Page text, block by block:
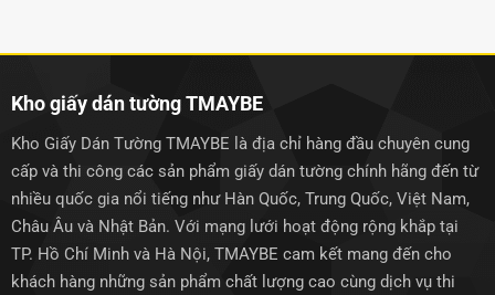
Kho giấy dán tường TMAYBE
Kho Giấy Dán Tường TMAYBE là địa chỉ hàng đầu chuyên cung
cấp và thi công các sản phẩm giấy dán tường chính hãng đến từ
nhiều quốc gia nổi tiếng như Hàn Quốc, Trung Quốc, Việt Nam,
Châu Âu và Nhật Bản. Với mạng lưới hoạt động rộng khắp tại
TP. Hồ Chí Minh và Hà Nội, TMAYBE cam kết mang đến cho
khách hàng những sản phẩm chất lượng cao cùng dịch vụ thi